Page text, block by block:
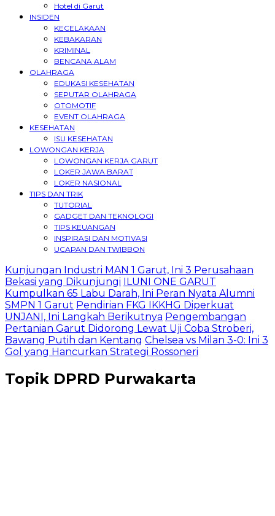
Hotel di Garut
INSIDEN
KECELAKAAN
KEBAKARAN
KRIMINAL
BENCANA ALAM
OLAHRAGA
EDUKASI KESEHATAN
SEPUTAR OLAHRAGA
OTOMOTIF
EVENT OLAHRAGA
KESEHATAN
ISU KESEHATAN
LOWONGAN KERJA
LOWONGAN KERJA GARUT
LOKER JAWA BARAT
LOKER NASIONAL
TIPS DAN TRIK
TUTORIAL
GADGET DAN TEKNOLOGI
TIPS KEUANGAN
INSPIRASI DAN MOTIVASI
UCAPAN DAN TWIBBON
Kunjungan Industri MAN 1 Garut, Ini 3 Perusahaan
Bekasi yang Dikunjungi ILUNI ONE GARUT
Kumpulkan 65 Labu Darah, Ini Peran Nyata Alumni
SMPN 1 Garut Pendirian FKG IKKHG Diperkuat
UNJANI, Ini Langkah Berikutnya Pengembangan
Pertanian Garut Didorong Lewat Uji Coba Stroberi,
Bawang Putih dan Kentang Chelsea vs Milan 3-0: Ini 3
Gol yang Hancurkan Strategi Rossoneri
Topik DPRD Purwakarta